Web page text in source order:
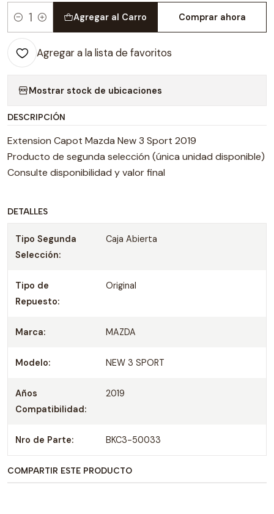
Cantidad
Agregar al Carro Comprar ahora
Agregar a la lista de favoritos
Mostrar stock de ubicaciones
DESCRIPCIÓN
Extension Capot Mazda New 3 Sport 2019
Producto de segunda selección (única unidad disponible)
Consulte disponibilidad y valor final
DETALLES
Tipo Segunda
Selección:
Caja Abierta
Tipo de
Repuesto:
Original
Marca: MAZDA
Modelo: NEW 3 SPORT
Años
Compatibilidad:
2019
Nro de Parte: BKC3-50033
COMPARTIR ESTE PRODUCTO